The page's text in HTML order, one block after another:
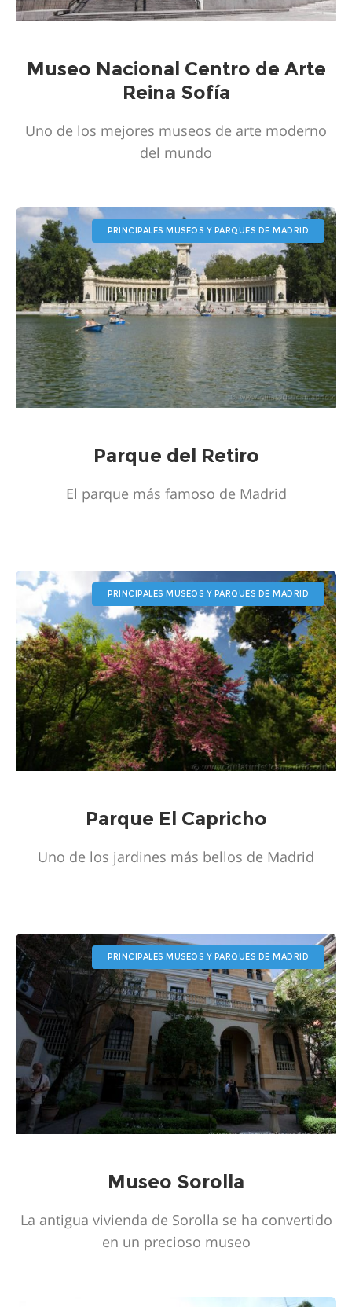
Museo Nacional Centro de Arte
Reina Sofía
Uno de los mejores museos de arte moderno
del mundo
PRINCIPALES MUSEOS Y PARQUES DE MADRID
Parque del Retiro
El parque más famoso de Madrid
PRINCIPALES MUSEOS Y PARQUES DE MADRID
Parque El Capricho
Uno de los jardines más bellos de Madrid
PRINCIPALES MUSEOS Y PARQUES DE MADRID
Museo Sorolla
La antigua vivienda de Sorolla se ha convertido
en un precioso museo